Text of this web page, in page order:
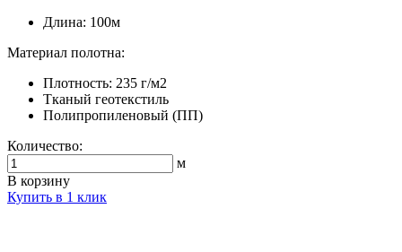
Длина: 100м
Материал полотна:
Плотность: 235 г/м2
Тканый геотекстиль
Полипропиленовый (ПП)
Количество:
м
В корзину
Купить в 1 клик